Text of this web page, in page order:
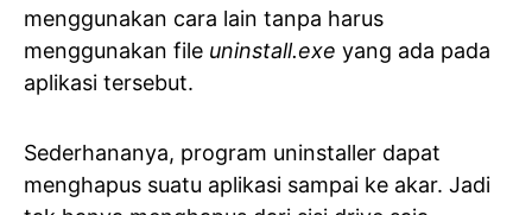
menggunakan cara lain tanpa harus
menggunakan file uninstall.exe yang ada pada
aplikasi tersebut.
Sederhananya, program uninstaller dapat
menghapus suatu aplikasi sampai ke akar. Jadi